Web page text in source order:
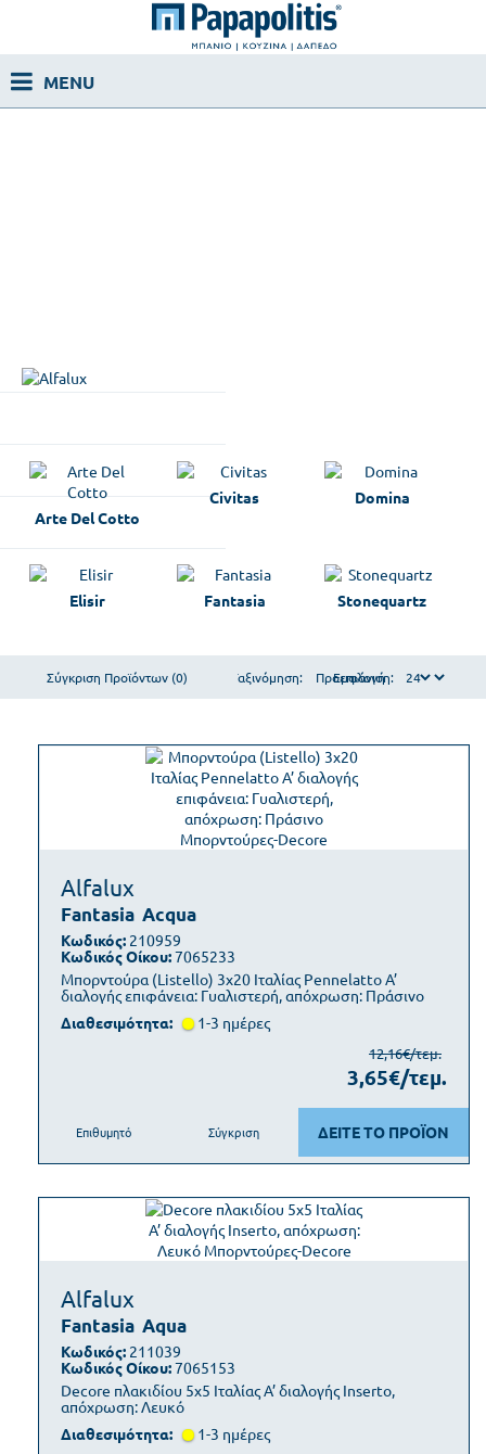
Arte Del Cotto
Civitas Domina
Elisir Fantasia Stonequartz
Σύγκριση Προϊόντων (0) Εμφάνιση:
Ταξινόμηση:
Alfalux
Fantasia Acqua
Μπορντούρα (Listello) 3x20 Ιταλίας Pennelatto Α’
διαλογής επιφάνεια: Γυαλιστερή, απόχρωση: Πράσινο
Κωδικός: 210959
Κωδικός Οίκου:7065233
Διαθεσιμότητα: 1-3 ημέρες
12,16€/τεμ.
3,65€/τεμ.
ΔΕΙΤΕ ΤΟ ΠΡΟΪΟΝ
Επιθυμητό Σύγκριση
Alfalux
Fantasia Aqua
Decore πλακιδίου 5x5 Ιταλίας Α’ διαλογής Inserto,
απόχρωση: Λευκό
Κωδικός: 211039
Κωδικός Οίκου:7065153
Διαθεσιμότητα: 1-3 ημέρες